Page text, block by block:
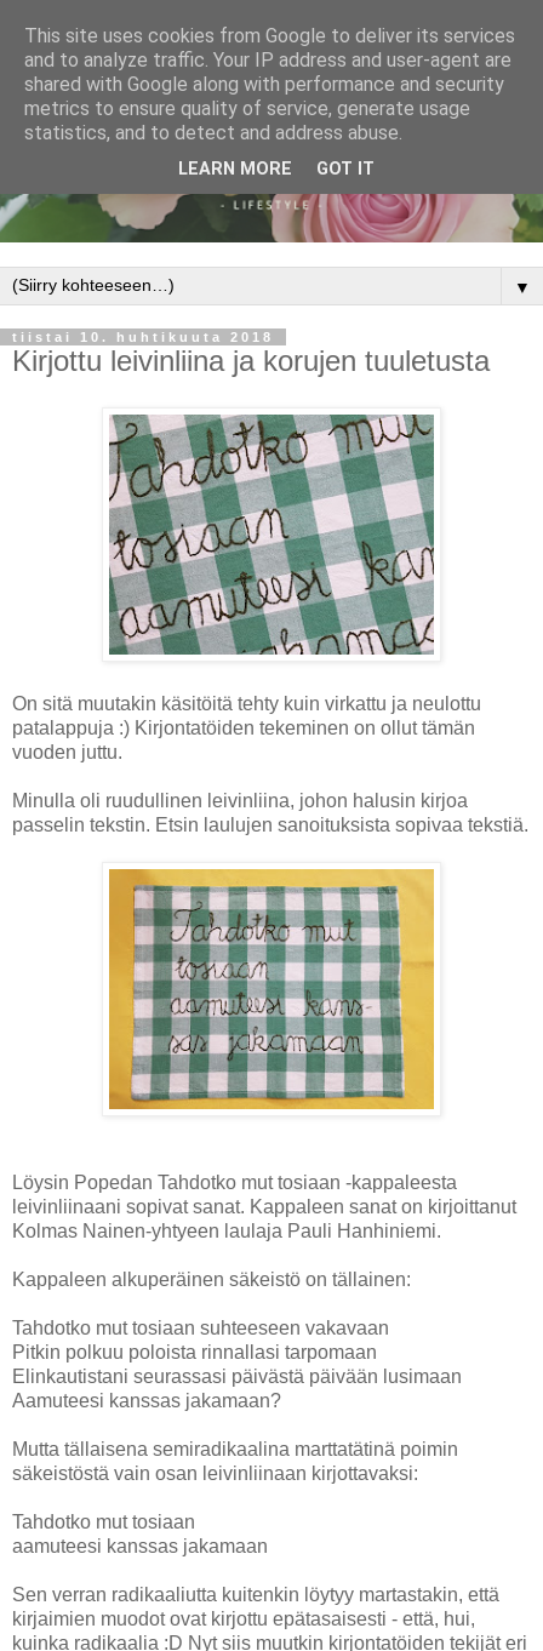
▼
tiistai 10. huhtikuuta 2018
Kirjottu leivinliina ja korujen tuuletusta
On sitä muutakin käsitöitä tehty kuin virkattu ja neulottu
patalappuja :) Kirjontatöiden tekeminen on ollut tämän
vuoden juttu.
Minulla oli ruudullinen leivinliina, johon halusin kirjoa
passelin tekstin. Etsin laulujen sanoituksista sopivaa tekstiä.
Löysin Popedan Tahdotko mut tosiaan -kappaleesta
leivinliinaani sopivat sanat. Kappaleen sanat on kirjoittanut
Kolmas Nainen-yhtyeen laulaja Pauli Hanhiniemi.
Kappaleen alkuperäinen säkeistö on tällainen:
Tahdotko mut tosiaan suhteeseen vakavaan
Pitkin polkuu poloista rinnallasi tarpomaan
Elinkautistani seurassasi päivästä päivään lusimaan
Aamuteesi kanssas jakamaan?
Mutta tällaisena semiradikaalina marttatätinä poimin
säkeistöstä vain osan leivinliinaan kirjottavaksi:
Tahdotko mut tosiaan
aamuteesi kanssas jakamaan
Sen verran radikaaliutta kuitenkin löytyy martastakin, että
kirjaimien muodot ovat kirjottu epätasaisesti - että, hui,
kuinka radikaalia :D Nyt siis muutkin kirjontatöiden tekijät eri
This site uses cookies from Google to deliver its services
and to analyze traffic. Your IP address and user-agent are
shared with Google along with performance and security
metrics to ensure quality of service, generate usage
statistics, and to detect and address abuse.
LEARN MORE GOT IT